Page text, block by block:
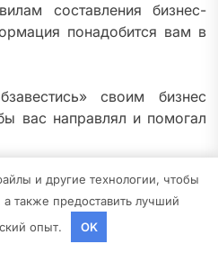
составления бизнес-
понадобится вам в
своим бизнес
вас направлял и помогал
с нишей
как стать бизнесменом
ниши, т.е. того товара или
и другие технологии, чтобы
также предоставить лучший
опыт.
OK